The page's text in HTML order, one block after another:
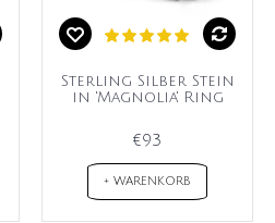
Sterling Silber Stein
in 'Magnolia' Ring
€93
+ WARENKORB